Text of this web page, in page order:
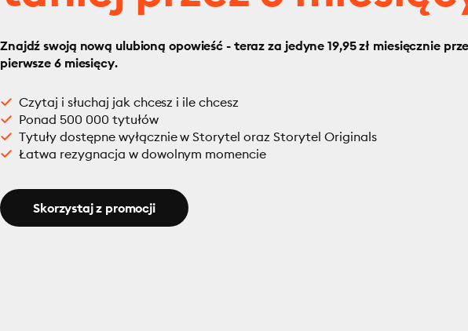
Znajdź swoją nową ulubioną opowieść - teraz za jedyne 19,95 zł miesięcznie
pierwsze 6 miesięcy.
Czytaj i słuchaj jak chcesz i ile chcesz
Ponad 500 000 tytułów
Tytuły dostępne wyłącznie w Storytel oraz Storytel Originals
Łatwa rezygnacja w dowolnym momencie
Skorzystaj z promocji